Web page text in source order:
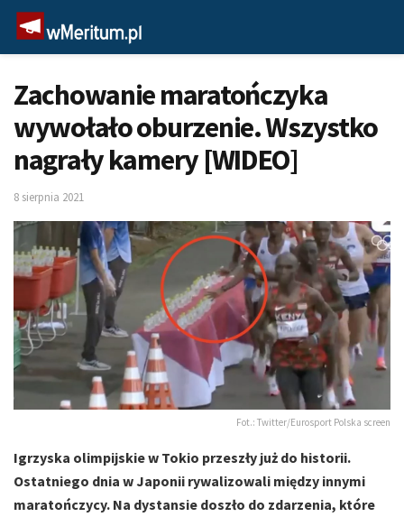
Zachowanie maratończyka
wywołało oburzenie. Wszystko
nagrały kamery [WIDEO]
8 sierpnia 2021
Fot.: Twitter/Eurosport Polska screen
Igrzyska olimpijskie w Tokio przeszły już do historii.
Ostatniego dnia w Japonii rywalizowali między innymi
maratończycy. Na dystansie doszło do zdarzenia, które